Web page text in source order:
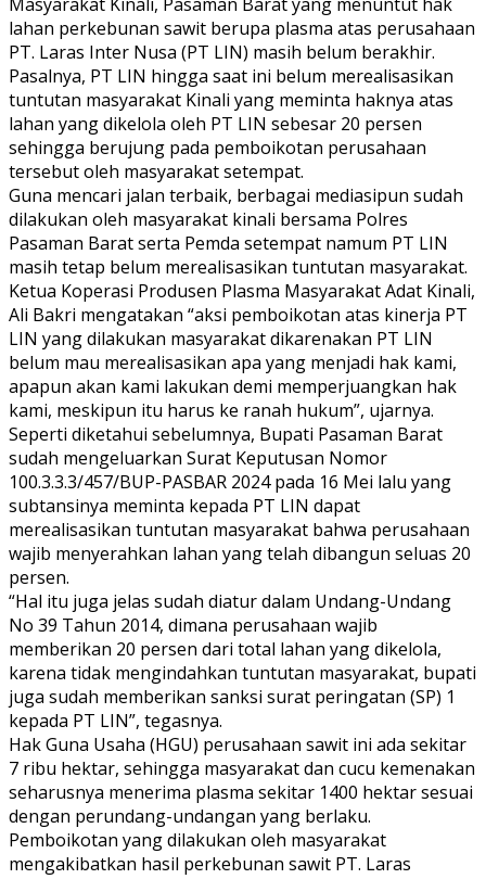
lahan perkebunan sawit berupa plasma atas perusahaan
PT. Laras Inter Nusa (PT LIN) masih belum berakhir.
Pasalnya, PT LIN hingga saat ini belum merealisasikan
tuntutan masyarakat Kinali yang meminta haknya atas
lahan yang dikelola oleh PT LIN sebesar 20 persen
sehingga berujung pada pemboikotan perusahaan
tersebut oleh masyarakat setempat.
Guna mencari jalan terbaik, berbagai mediasipun sudah
dilakukan oleh masyarakat kinali bersama Polres
Pasaman Barat serta Pemda setempat namum PT LIN
masih tetap belum merealisasikan tuntutan masyarakat.
Ketua Koperasi Produsen Plasma Masyarakat Adat Kinali,
Ali Bakri mengatakan “aksi pemboikotan atas kinerja PT
LIN yang dilakukan masyarakat dikarenakan PT LIN
belum mau merealisasikan apa yang menjadi hak kami,
apapun akan kami lakukan demi memperjuangkan hak
kami, meskipun itu harus ke ranah hukum”, ujarnya.
Seperti diketahui sebelumnya, Bupati Pasaman Barat
sudah mengeluarkan Surat Keputusan Nomor
100.3.3.3/457/BUP-PASBAR 2024 pada 16 Mei lalu yang
subtansinya meminta kepada PT LIN dapat
merealisasikan tuntutan masyarakat bahwa perusahaan
wajib menyerahkan lahan yang telah dibangun seluas 20
persen.
“Hal itu juga jelas sudah diatur dalam Undang-Undang
No 39 Tahun 2014, dimana perusahaan wajib
memberikan 20 persen dari total lahan yang dikelola,
karena tidak mengindahkan tuntutan masyarakat, bupati
juga sudah memberikan sanksi surat peringatan (SP) 1
kepada PT LIN”, tegasnya.
Hak Guna Usaha (HGU) perusahaan sawit ini ada sekitar
7 ribu hektar, sehingga masyarakat dan cucu kemenakan
seharusnya menerima plasma sekitar 1400 hektar sesuai
dengan perundang-undangan yang berlaku.
Pemboikotan yang dilakukan oleh masyarakat
mengakibatkan hasil perkebunan sawit PT. Laras